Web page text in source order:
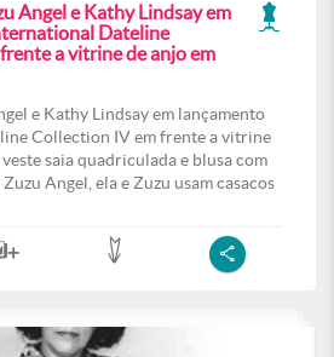
Angel e Kathy Lindsay em
Dateline
a vitrine de anjo em
e Kathy Lindsay em lançamento
Collection IV em frente a vitrine
saia quadriculada e blusa com
Angel, ela e Zuzu usam casacos